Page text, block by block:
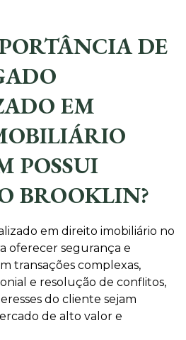
DE
EM
POSSUI
BROOKLIN?
em direito imobiliário no
oferecer segurança e
transações complexas,
e resolução de conflitos,
do cliente sejam
de alto valor e